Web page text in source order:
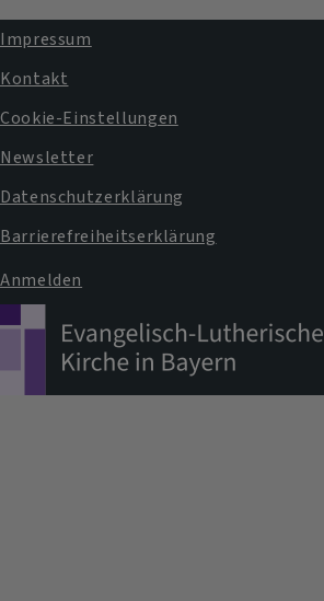
Fußbereichsmenü
Impressum
Kontakt
Cookie-Einstellungen
Newsletter
Datenschutzerklärung
Barrierefreiheitserklärung
Benutzermenü
Anmelden